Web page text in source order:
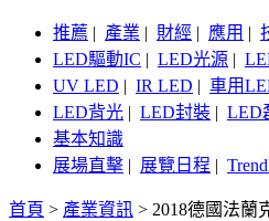
推薦 | 產業 | 財經 | 應用 |
LED驅動IC | LED光源 |
UV LED | IR LED | 車用
LED背光 | LED封裝 | LED
基本知識
展場直擊 | 展覽日程 |
首頁 > 產業資訊 > 2018德國法蘭